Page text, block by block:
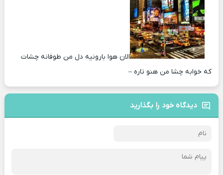
الان هوا بارونیه دل من طوفانه چشات
که خوابه چشا من هنو تاره –
دیدگاه خود را بگذارید